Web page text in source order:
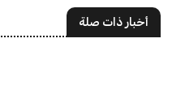
أخبار ذات صلة